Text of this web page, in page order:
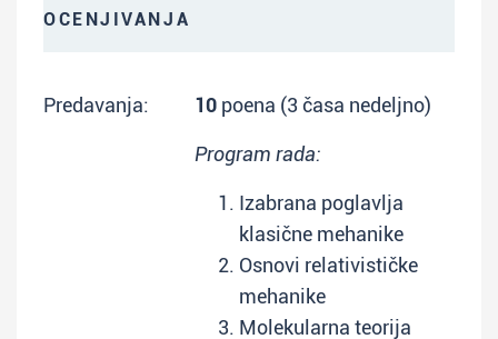
OCENJIVANJA
Predavanja: 10 poena (3 časa nedeljno)
Program rada:
Izabrana poglavlja
klasične mehanike
Osnovi relativističke
mehanike
Molekularna teorija